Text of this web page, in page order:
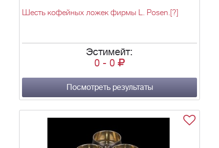
Шесть кофейных ложек фирмы L. Posen.[?]
Эстимейт:
0 - 0
Посмотреть результаты